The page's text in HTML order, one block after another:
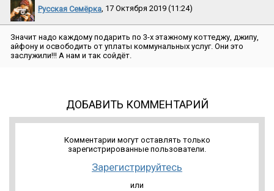
Русская Семёрка, 17 Октября 2019 (11:24)
Значит надо каждому подарить по 3-х этажному коттеджу, джипу,
айфону и освободить от уплаты коммунальных услуг. Они это
заслужили!!! А нам и так сойдёт.
ДОБАВИТЬ КОММЕНТАРИЙ
Комментарии могут оставлять только
зарегистрированные пользователи.
Зарегистрируйтесь
или